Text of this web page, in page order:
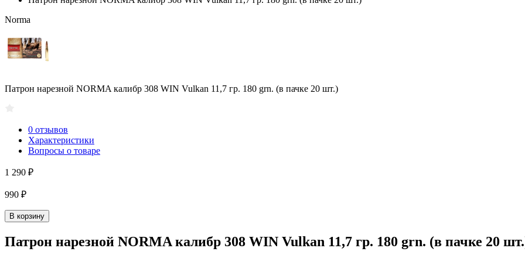
Norma
Патрон нарезной NORMA калибр 308 WIN Vulkan 11,7 гр. 180 grn. (в пачке 20 шт.)
0 отзывов
Характеристики
Вопросы о товаре
1 290 ₽
990 ₽
В корзину
Патрон нарезной NORMA калибр 308 WIN Vulkan 11,7 гр. 180 grn. (в пачке 20